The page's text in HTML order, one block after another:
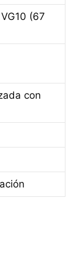
(67
con